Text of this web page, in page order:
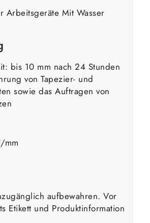
Arbeitsgeräte Mit Wasser
bis 10 mm nach 24 Stunden
von Tapezier- und
sowie das Auftragen von
mm
aufbewahren. Vor
Etikett und Produktinformation